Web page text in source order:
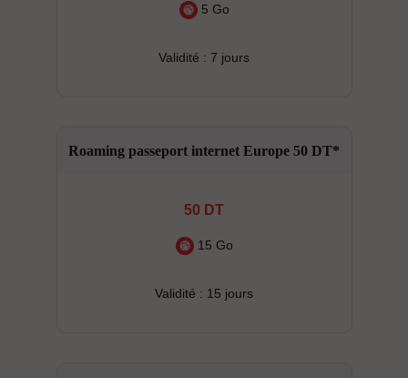
5 Go
Validité : 7 jours
Roaming passeport internet Europe 50 DT*
50 DT
15 Go
Validité : 15 jours